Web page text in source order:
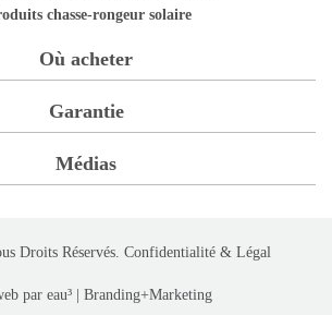
chasse-rongeur solaire
Où acheter
Garantie
Médias
Droits Réservés. Confidentialité & Légal
par eau³ | Branding+Marketing